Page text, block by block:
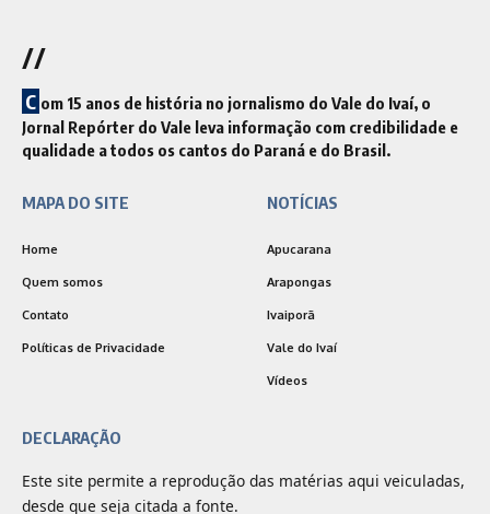
//
C om 15 anos de história no jornalismo do Vale do Ivaí, o
Jornal Repórter do Vale leva informação com credibilidade e
qualidade a todos os cantos do Paraná e do Brasil.
MAPA DO SITE
Home
Quem somos
Contato
Políticas de Privacidade
NOTÍCIAS
Apucarana
Arapongas
Ivaiporã
Vale do Ivaí
Vídeos
DECLARAÇÃO
Este site permite a reprodução das matérias aqui veiculadas,
desde que seja citada a fonte.